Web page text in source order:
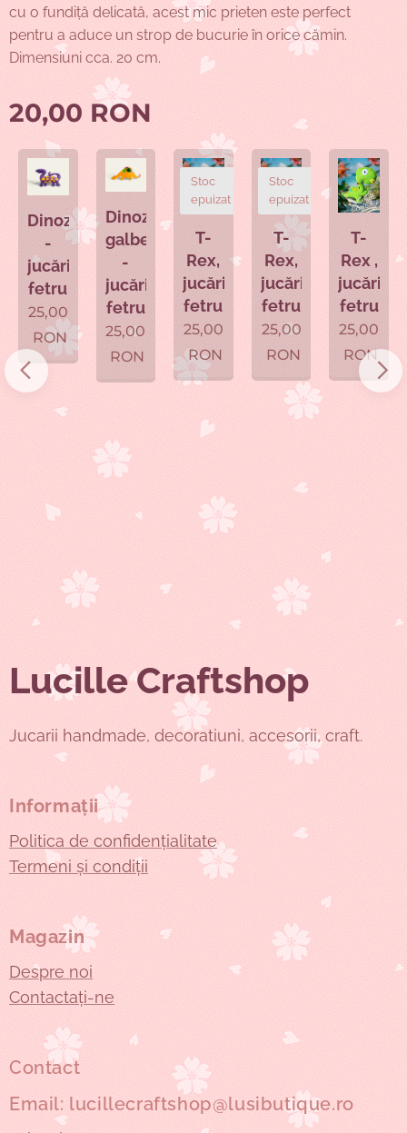
cu o fundiță delicată, acest mic prieten este perfect
pentru a aduce un strop de bucurie în orice cămin.
Dimensiuni cca. 20 cm.
20,00 RON
Dinozaur
-
jucărie
fetru
25,00
RON
Dinozaurul
galben
-
jucărie
fetru
25,00
RON
T-
Rex,
jucărie
fetru
Stoc
epuizat
25,00
RON
T-
Rex,
jucărie
fetru
Stoc
epuizat
25,00
RON
T-
Rex ,
jucărie
fetru
25,00
RON
Lucille Craftshop
Jucarii handmade, decoratiuni, accesorii, craft.
Informații
Politica de confidențialitate
Termeni și condiții
Magazin
Despre noi
Contactați-ne
Contact
Email: lucillecraftshop@lusibutique.ro